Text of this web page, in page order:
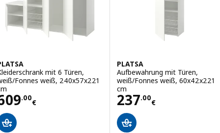
mit 6 Türen,
Fonnes weiß, 240x57x221
.00
€
609.00€
PLATSA
Aufbewahrung mit Türen,
weiß/Fonnes weiß, 60x42x221
cm
237.00
€
Preis 237.00€